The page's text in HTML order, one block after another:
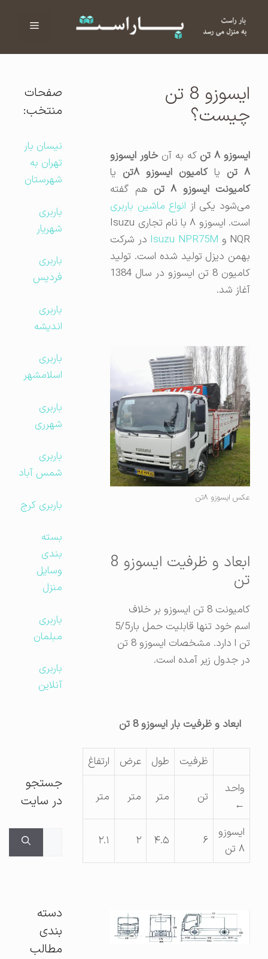
فهرست
ایسوزو 8 تن
چیست؟
ایسوزو ۸ تن که به آنخاور ایسوزو
یا کامیون ایسوزو ۸تن
یا
کامیونت ایسوزو ۸ تن
هم گفته
می‌شود یکی ازانواع ماشین باربری
است. ایسوزو ۸ با نام تجاری Isuzu
NQR و
Isuzu NPR75Mدر شرکت
بهمن‌ دیزل تولید شده است. تولید
کامیون 8 تن ایسوزو در سال 1384
آغاز شد.
عکس ایسوزو ۸تن
ابعاد و ظرفیت ایسوزو 8
کامیونت 8 تن ایسوزو بر خلاف
اسم خود تنها قابلیت حمل بار5/5
تن ا دارد. مشخصات ایسوزو 8 تن
در جدول زیر آمده است.
ابعاد و ظرفیت بار ایسوزو 8 تن
ظرفیت طول عرض
ارتفاغ
واحد
متر
ایسوزو
۶ ۲
صفحات
منتخب:
نیسان بار
تهران به
شهرستان
باربری
شهریار
باربری
فردیس
باربری
اندیشه
باربری
اسلامشهر
باربری
شهرری
باربری
شمس آباد
باربری کرج
بسته
بندی
وسایل
منزل
باربری
مبلمان
باربری
آنلاین
جستجو
در سایت
دسته
بندی
مطالب